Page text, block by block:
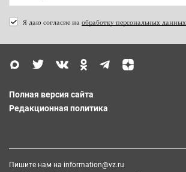
Я даю согласие на обработку персональных данных
Полная версия сайта
Редакционная политика
Пишите нам на information@vz.ru